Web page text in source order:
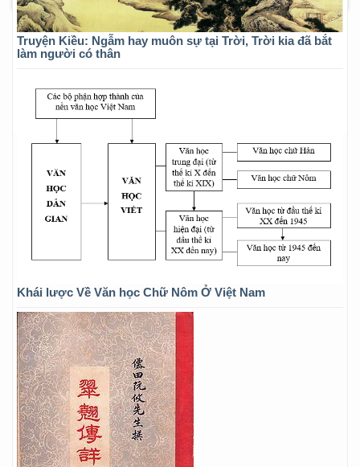
Truyện Kiều: Ngẫm hay muôn sự tại Trời, Trời kia đã bắt
làm người có thân
Khái lược Về Văn học Chữ Nôm Ở Việt Nam